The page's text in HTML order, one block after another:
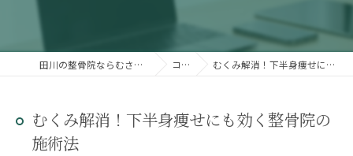
田川の整骨院ならむさし鍼灸整骨院 田川院 コラム むくみ解消！下半身痩せにも効く整骨院の施術法
むくみ解消！下半身痩せにも効く整骨院の
施術法